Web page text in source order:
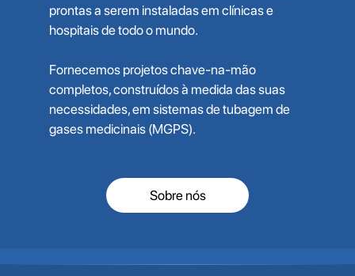
prontas a serem instaladas em clínicas e
hospitais de todo o mundo.
Fornecemos projetos chave-na-mão
completos, construídos à medida das suas
necessidades, em sistemas de tubagem de
gases medicinais (MGPS).
Sobre nós